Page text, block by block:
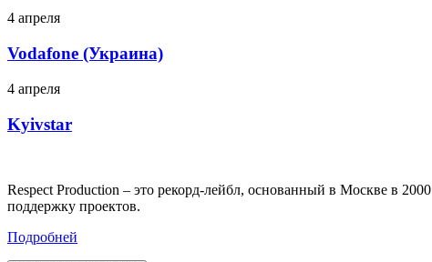
4 апреля
Vodafone (Украина)
4 апреля
Kyivstar
Respect Production – это рекорд-лейбл, основанный в Москве в
поддержку проектов.
Подробней